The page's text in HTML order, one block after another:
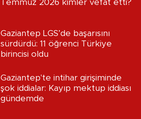
Temmuz 2026 kimler vefat etti?
Gaziantep LGS’de başarısını
sürdürdü: 11 öğrenci Türkiye
birincisi oldu
Gaziantep'te intihar girişiminde
şok iddialar: Kayıp mektup iddiası
gündemde